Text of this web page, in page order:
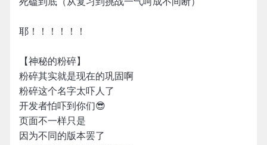
耶！！！！！！
【神秘的粉碎】
粉碎其实就是现在的巩固啊
粉碎这个名字太吓人了
开发者怕吓到你们😎
页面不一样只是
因为不同的版本罢了